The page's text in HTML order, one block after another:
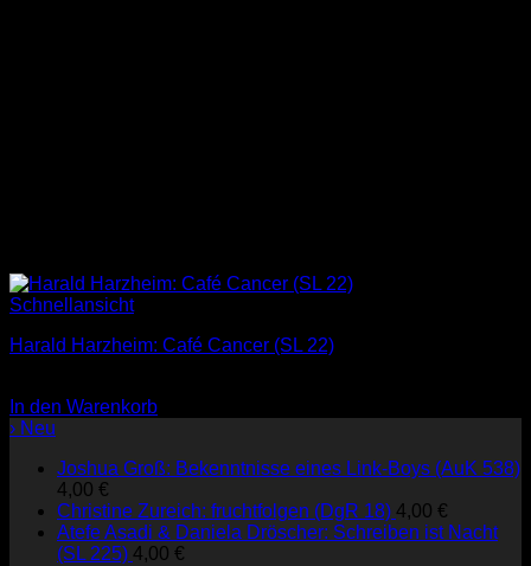
Schnellansicht
Harald Harzheim: Café Cancer (SL 22)
In den Warenkorb
› Neu
Joshua Groß: Bekenntnisse eines Link-Boys (AuK 538)
4,00 €
Christine Zureich: fruchtfolgen (DgR 18) 4,00 €
Atefe Asadi & Daniela Dröscher: Schreiben ist Nacht
(SL 225) 4,00 €